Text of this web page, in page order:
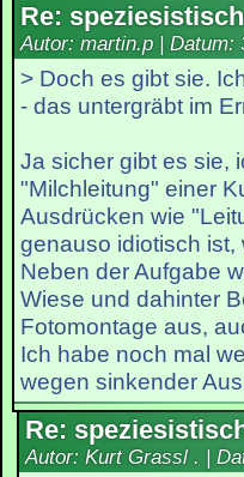
Re:
Autor: martin.p | Datum:
> Doch es gibt sie.
- das untergräbt im
Ja sicher gibt es sie,
"Milchleitung" einer
Ausdrücken wie
genauso idiotisch ist,
Neben der Aufgabe
Wiese und dahinter
Fotomontage aus,
Ich habe noch mal
wegen sinkender
Re:
Autor: Kurt Grassl . |